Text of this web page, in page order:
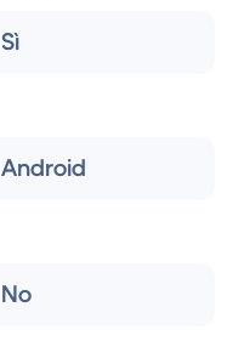
Sì
Android
No